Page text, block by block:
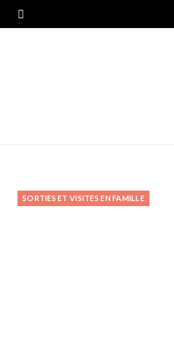
SORTIES ET VISITES EN FAMILLE